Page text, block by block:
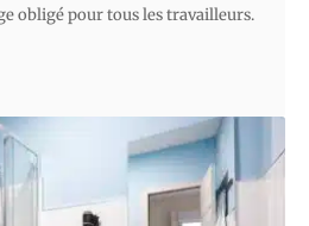
obligé pour tous les travailleurs.